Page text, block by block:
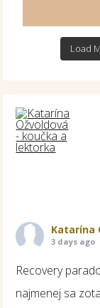
Load
Katarína
3 days ago
Recovery
najmenej sa